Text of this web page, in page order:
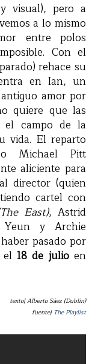
visual), pero a
a lo mismo
entre polos
Con el
rehace su
en Ian, un
amor por
quiere que las
el campo de la
vida. El reparto
Michael Pitt
aliciente para
director (quien
cartel con
East), Astrid
y Archie
pasado por
18 de julioen
texto| Alberto Sáez (Dublín)
fuente|The Playlist